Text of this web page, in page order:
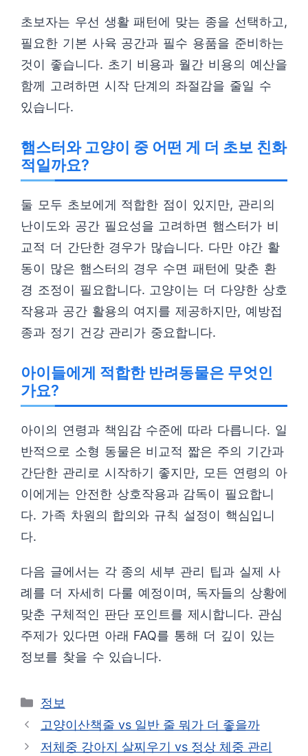
초보자는 우선 생활 패턴에 맞는 종을 선택하고,
필요한 기본 사육 공간과 필수 용품을 준비하는
것이 좋습니다. 초기 비용과 월간 비용의 예산을
함께 고려하면 시작 단계의 좌절감을 줄일 수
있습니다.
햄스터와 고양이 중 어떤 게 더 초보 친화
적일까요?
둘 모두 초보에게 적합한 점이 있지만, 관리의
난이도와 공간 필요성을 고려하면 햄스터가 비
교적 더 간단한 경우가 많습니다. 다만 야간 활
동이 많은 햄스터의 경우 수면 패턴에 맞춘 환
경 조정이 필요합니다. 고양이는 더 다양한 상호
작용과 공간 활용의 여지를 제공하지만, 예방접
종과 정기 건강 관리가 중요합니다.
아이들에게 적합한 반려동물은 무엇인
가요?
아이의 연령과 책임감 수준에 따라 다릅니다. 일
반적으로 소형 동물은 비교적 짧은 주의 기간과
간단한 관리로 시작하기 좋지만, 모든 연령의 아
이에게는 안전한 상호작용과 감독이 필요합니
다. 가족 차원의 합의와 규칙 설정이 핵심입니
다.
다음 글에서는 각 종의 세부 관리 팁과 실제 사
례를 더 자세히 다룰 예정이며, 독자들의 상황에
맞춘 구체적인 판단 포인트를 제시합니다. 관심
주제가 있다면 아래 FAQ를 통해 더 깊이 있는
정보를 찾을 수 있습니다.
카
테
정보
고양이산책줄 vs 일반 줄 뭐가 더 좋을까
저체중 강아지 살찌우기 vs 정상 체중 관리